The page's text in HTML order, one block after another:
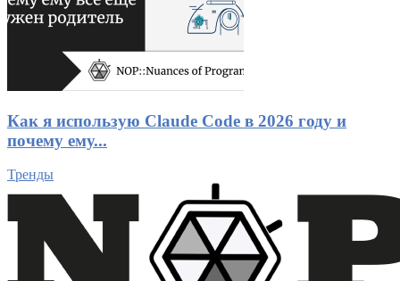
Как я использую Claude Code в 2026 году и
почему ему...
Тренды